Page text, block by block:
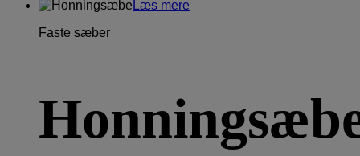
Læs mere
Faste sæber